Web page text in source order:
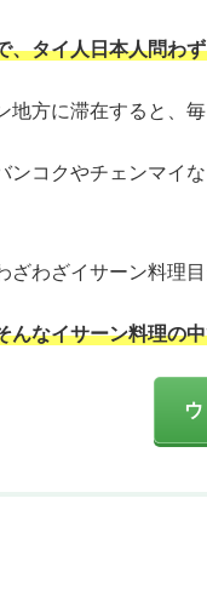
、タイ人日本人問わ
地方に滞在すると、
ンコクやチェンマイ
ざわざイサーン料理
んなイサーン料理の